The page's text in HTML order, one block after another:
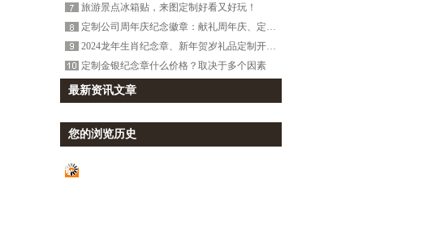
旅游景点冰箱贴，来图定制好看又好玩！
定制公司周年庆纪念徽章：献礼周年庆、定格珍贵时刻！
2024龙年生肖纪念章、新年贺岁礼品定制开始啦！
定制金银纪念章什么价格？取决于多个因素
最新资讯文章
您的浏览历史